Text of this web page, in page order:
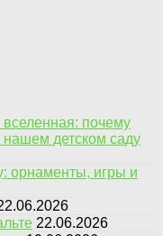
почему
детском саду
орнаменты, игры и
22.06.2026